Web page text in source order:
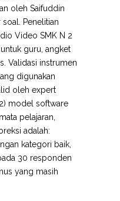
oleh Saifuddin
Penelitian
Video SMK N 2
guru, angket
Validasi instrumen
digunakan
oleh expert
model software
pelajaran,
adalah:
kategori baik,
30 responden
yang masih